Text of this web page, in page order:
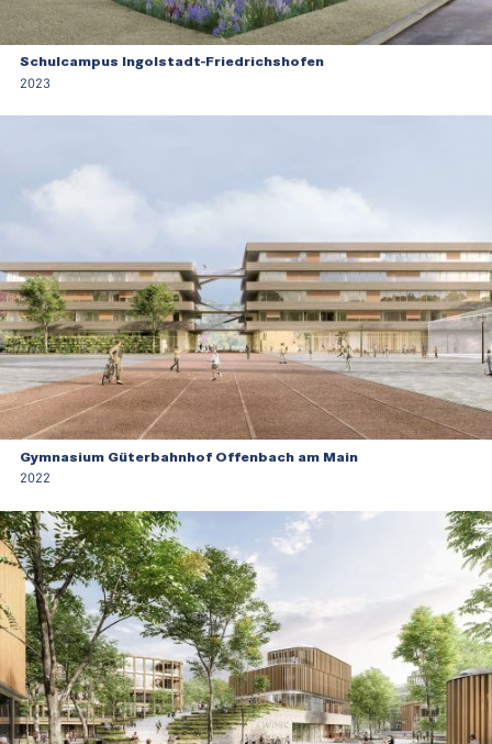
Schulcampus Ingolstadt-Friedrichshofen
2023
Gymnasium Güterbahnhof Offenbach am Main
2022